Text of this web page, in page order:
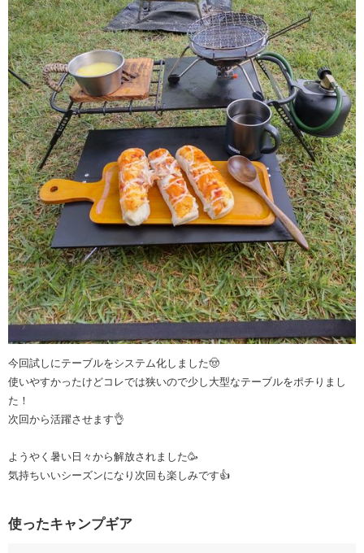
今回試しにテーブルをシステム化しました🤠
使いやすかったけどコレでは狭いので少し大型なテーブルをポチりまし
た！
次回から活躍させます👌
ようやく暑い日々から解放されました🥳
気持ちいいシーズンになり次回も楽しみです👍
使ったキャンプギア